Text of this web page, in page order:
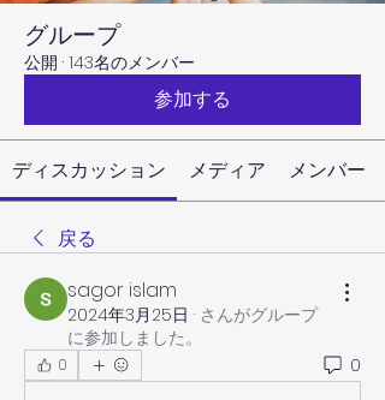
グループ
公開 · 143名のメンバー
参加する
ディスカッション メディア メンバー
戻る
sagor islam
2024年3月25日 · さんがグループ
に参加しました。
0 0